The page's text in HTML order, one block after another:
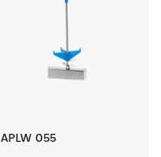
APLW 055